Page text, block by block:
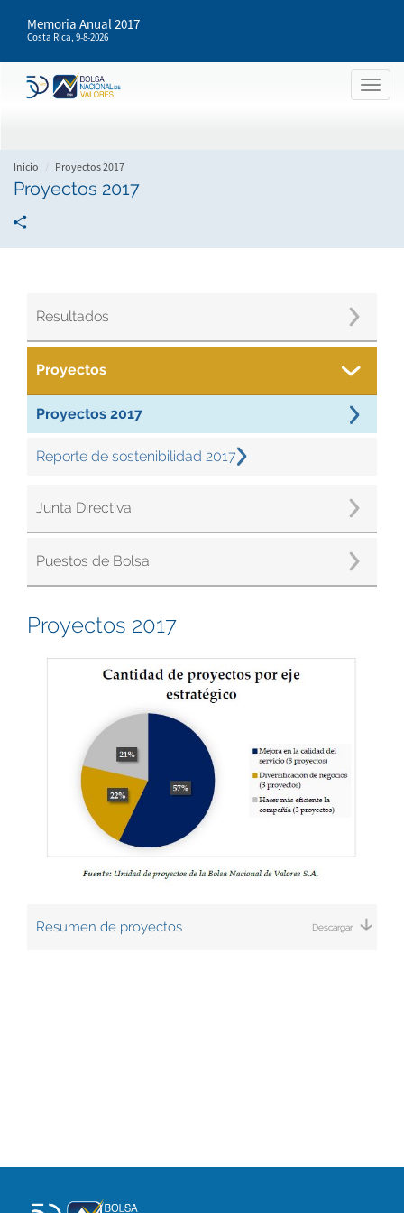
principal
Memoria Anual 2017
Costa Rica, 9-8-2026
Inicio Proyectos 2017
Proyectos 2017
Resultados
Proyectos
Proyectos 2017
Reporte de sostenibilidad 2017
Junta Directiva
Puestos de Bolsa
Proyectos 2017
Resumen de proyectos Descargar
Descargar